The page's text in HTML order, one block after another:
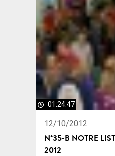
01:24:47
12/10/2012
N°35-B NOTRE
2012